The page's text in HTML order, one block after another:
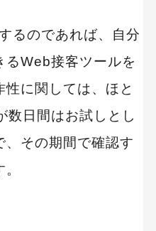
るのであれば、自分
るWeb接客ツールを
に関しては、ほと
数日間はお試しとし
、その期間で確認す